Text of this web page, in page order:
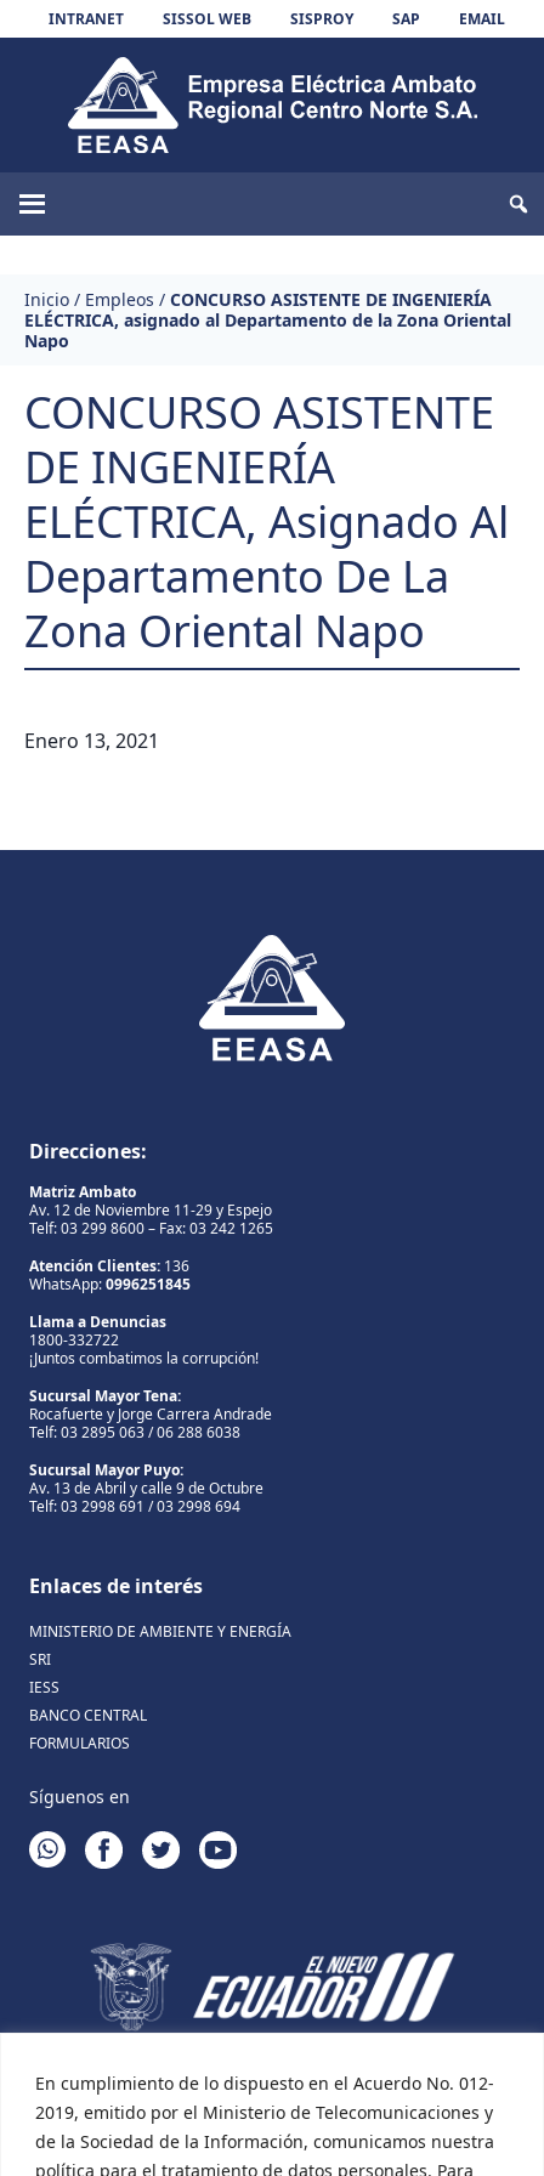
En cumplimiento de lo dispuesto en el Acuerdo No. 012-
2019, emitido por el Ministerio de Telecomunicaciones y
de la Sociedad de la Información, comunicamos nuestra
política para el tratamiento de datos personales. Para
Skip to content
INTRANET SISSOL WEB SISPROY SAP EMAIL
EEASA
Inicio / Empleos / CONCURSO ASISTENTE DE INGENIERÍA
ELÉCTRICA, asignado al Departamento de la Zona Oriental
Napo
CONCURSO ASISTENTE
DE INGENIERÍA
ELÉCTRICA, Asignado Al
Departamento De La
Zona Oriental Napo
Enero 13, 2021
Direcciones:
Matriz Ambato
Av. 12 de Noviembre 11-29 y Espejo
Telf: 03 299 8600 – Fax: 03 242 1265
Atención Clientes: 136
WhatsApp:0996251845
Llama a Denuncias
1800-332722
¡Juntos combatimos la corrupción!
Sucursal Mayor Tena:
Rocafuerte y Jorge Carrera Andrade
Telf: 03 2895 063 / 06 288 6038
Sucursal Mayor Puyo:
Av. 13 de Abril y calle 9 de Octubre
Telf: 03 2998 691 / 03 2998 694
Enlaces de interés
MINISTERIO DE AMBIENTE Y ENERGÍA
SRI
IESS
BANCO CENTRAL
FORMULARIOS
Síguenos en
WHATSAPPFACEBOOKTWITTERYOUTUBE